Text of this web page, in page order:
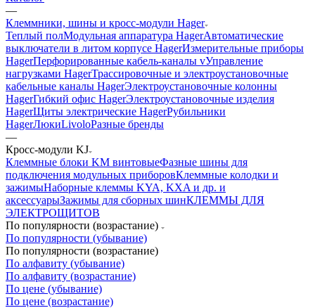
—
Клеммники, шины и кросс-модули Hager
Теплый полМодульная аппаратура HagerАвтоматические
выключатели в литом корпусе HagerИзмерительные приборы
HagerПерфорированные кабель-каналы vУправление
нагрузками HagerТрассировочные и электроустановочные
кабельные каналы HagerЭлектроустановочные колонны
HagerГибкий офис HagerЭлектроустановочные изделия
HagerЩиты электрические HagerРубильники
HagerЛюкиLivoloРазные бренды
—
Кросс-модули KJ
Клеммные блоки KM винтовыеФазные шины для
подключения модульных приборовКлеммные колодки и
зажимыНаборные клеммы KYA, KXA и др. и
аксессуарыЗажимы для сборных шинКЛЕММЫ ДЛЯ
ЭЛЕКТРОЩИТОВ
По популярности (возрастание)
По популярности (убывание)
По популярности (возрастание)
По алфавиту (убывание)
По алфавиту (возрастание)
По цене (убывание)
По цене (возрастание)